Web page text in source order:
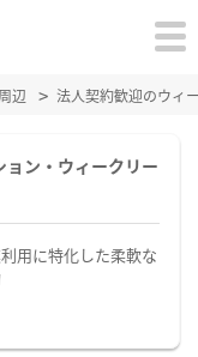
辺 法人契約歓迎のウィ
ン・ウィークリー
用に特化した柔軟な